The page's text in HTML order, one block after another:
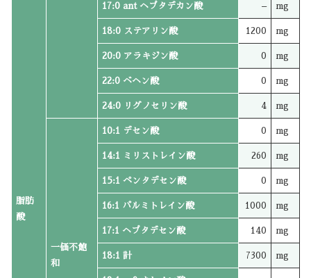
脂肪
酸
17:0 ant ヘプタデカン酸 – mg
18:0 ステアリン酸 1200 mg
20:0 アラキジン酸 0 mg
22:0 ベヘン酸 0 mg
24:0 リグノセリン酸 4 mg
一価不飽
和
10:1 デセン酸 0 mg
14:1 ミリストレイン酸 260 mg
15:1 ペンタデセン酸 0 mg
16:1 パルミトレイン酸 1000 mg
17:1 ヘプタデセン酸 140 mg
18:1 計 7300 mg